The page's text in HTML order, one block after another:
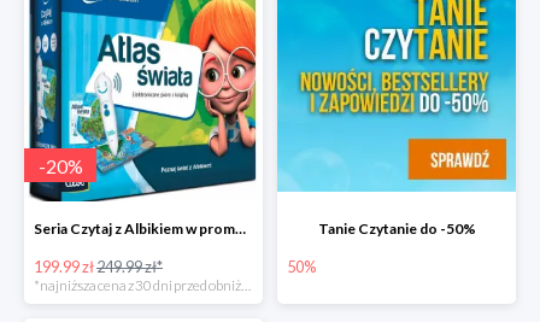
-20%
Seria Czytaj z Albikiem w promocji
199.99 zł249.99 zł*
Tanie Czytanie do -50%
50%